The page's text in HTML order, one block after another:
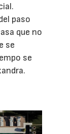
paso
que no
se
se